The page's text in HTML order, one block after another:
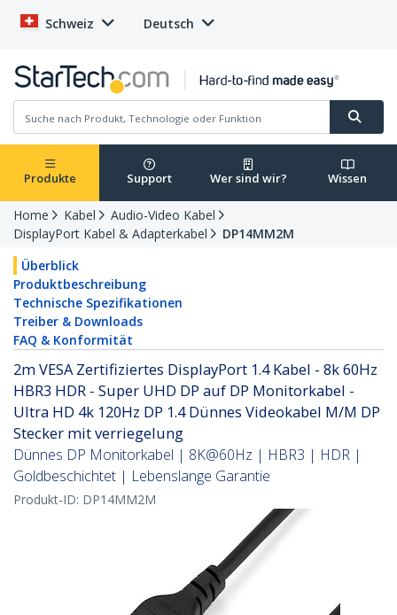
Schweiz Deutsch
Produkte Support Wer sind wir? Wissen
Home Kabel
Audio-Video Kabel
DisplayPort Kabel & Adapterkabel
DP14MM2M
Überblick
Produktbeschreibung
Technische Spezifikationen
Treiber & Downloads
FAQ & Konformität
2m VESA Zertifiziertes DisplayPort 1.4 Kabel - 8k 60Hz
HBR3 HDR - Super UHD DP auf DP Monitorkabel -
Ultra HD 4k 120Hz DP 1.4 Dünnes Videokabel M/M DP
Stecker mit verriegelung
Dünnes DP Monitorkabel | 8K@60Hz | HBR3 | HDR |
Goldbeschichtet | Lebenslange Garantie
Produkt-ID: DP14MM2M